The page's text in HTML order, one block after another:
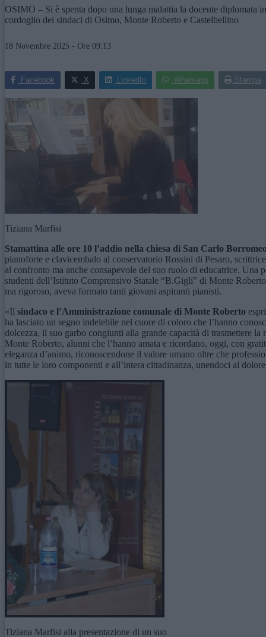
OSIMO – Si è spenta dopo una lunga malattia la docente diplomata
cordoglio dei sindaci di Osimo, Monte Roberto e Castelbellino
18 Novembre 2025 - Ore 09:13
Facebook X LinkedIn Whatsapp Stampa
Tiziana Marfisi
Stamattina alle ore 10 l’addio nella chiesa di San Carlo
pianoforte e clavicembalo al conservatorio Rossini di Pesaro,
al confronto ma anche consapevole del suo ruolo di educatrice.
studenti dell’Istituto Comprensivo Statale “B.Gigli” di Monte
ma rigoroso, aveva formato tanti giovani aspiranti pianisti.
«Il sindaco e l’Amministrazione comunale di Monte Roberto
ha lasciato un segno indelebile nel cuore di coloro che l’hanno
dolcezza, il suo garbo congiunti alla grande capacità di trasmettere
Monte Roberto, alunni che l’hanno amata e ricordano, oggi, con
eleganza d’animo, riconoscendone il valore umano oltre che
in tutte le loro componenti e all’intera cittadinanza, unendoci al
Tiziana Marfisi alla presentazione di un suo